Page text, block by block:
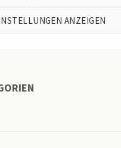
ANZEIGEN
licht.de